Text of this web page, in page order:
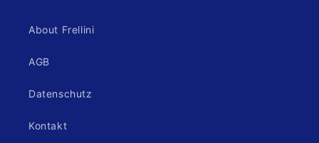
About Frellini
AGB
Datenschutz
Kontakt